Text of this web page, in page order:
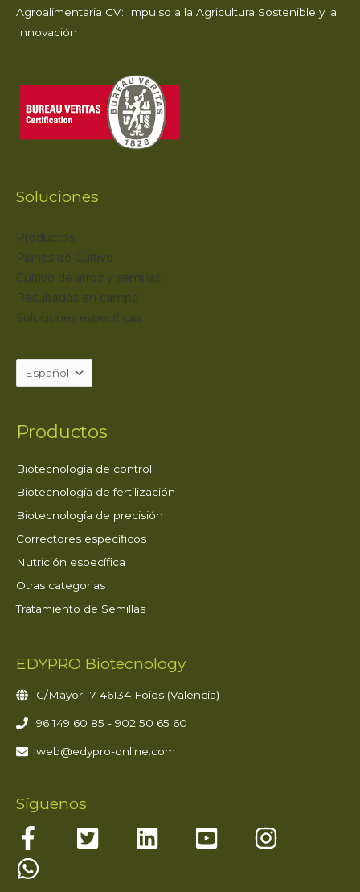
Agroalimentaria CV: Impulso a la Agricultura Sostenible y la
Innovación
Soluciones
Productos
Planes de Cultivo
Cultivo de arroz y semillas
Resultados en campo
Soluciones específicas
Productos
Biotecnología de control
Biotecnología de fertilización
Biotecnología de precisión
Correctores específicos
Nutrición específica
Otras categorias
Tratamiento de Semillas
EDYPRO Biotecnology
C/Mayor 17 46134 Foios (Valencia)
96 149 60 85 - 902 50 65 60
web@edypro-online.com
Síguenos